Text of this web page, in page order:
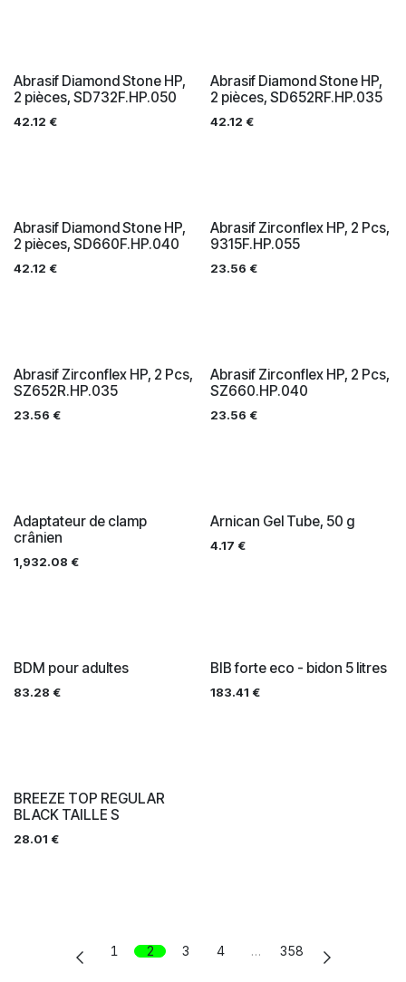
Abrasif Diamond Stone HP,
2 pièces, SD732F.HP.050
42.12 €
Abrasif Diamond Stone HP,
2 pièces, SD652RF.HP.035
42.12 €
Abrasif Diamond Stone HP,
2 pièces, SD660F.HP.040
42.12 €
Abrasif Zirconflex HP, 2 Pcs,
9315F.HP.055
23.56 €
Abrasif Zirconflex HP, 2 Pcs,
SZ652R.HP.035
23.56 €
Abrasif Zirconflex HP, 2 Pcs,
SZ660.HP.040
23.56 €
Adaptateur de clamp
crânien
1,932.08 €
Arnican Gel Tube, 50 g
4.17 €
BDM pour adultes
83.28 €
BIB forte eco - bidon 5 litres
183.41 €
BREEZE TOP REGULAR
BLACK TAILLE S
28.01 €
1 2 3 4 … 358